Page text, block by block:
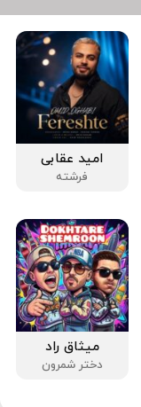
امید عقابی
فرشته
میثاق راد
دختر شمرون